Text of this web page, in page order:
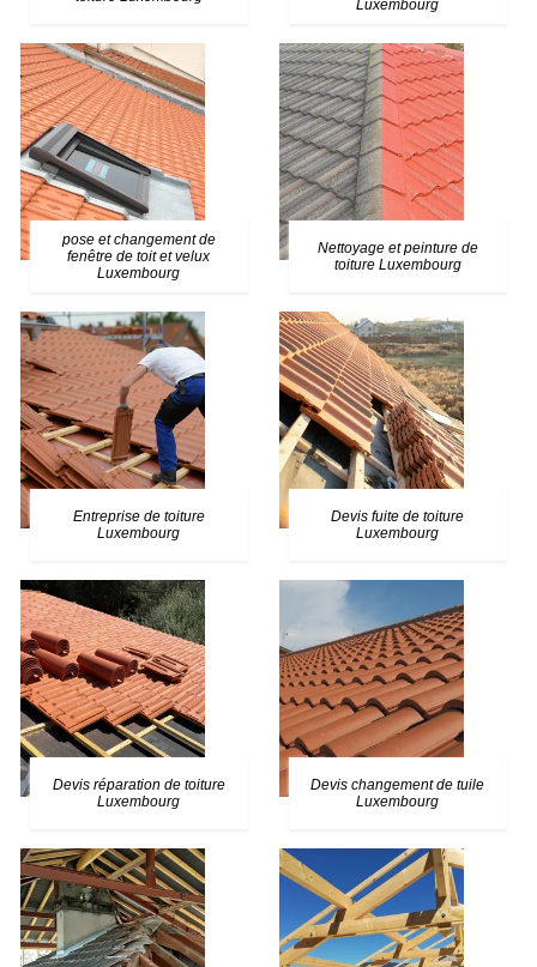
Luxembourg
pose et changement de
fenêtre de toit et velux
Luxembourg
Nettoyage et peinture de
toiture Luxembourg
Entreprise de toiture
Luxembourg
Devis fuite de toiture
Luxembourg
Devis réparation de toiture
Luxembourg
Devis changement de tuile
Luxembourg